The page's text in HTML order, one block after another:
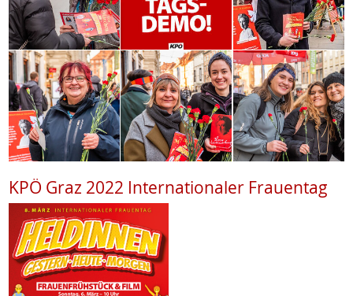
KPÖ Graz 2022 Internationaler Frauentag